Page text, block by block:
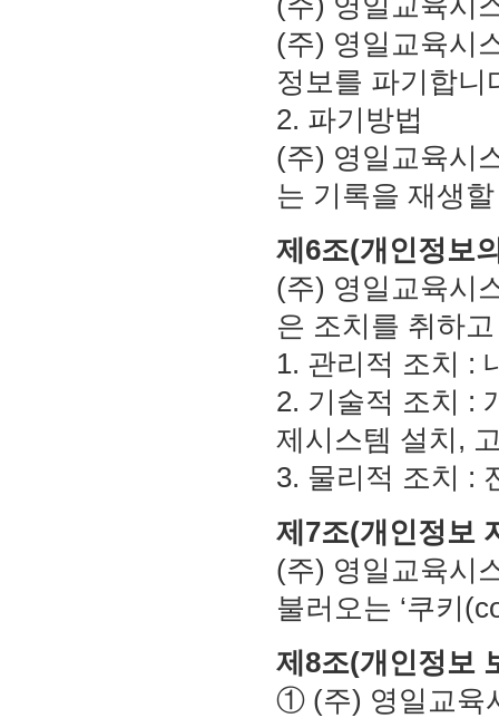
(주) 영일교육시
정보를 파기합니
2. 파기방법
(주) 영일교육시
는 기록을 재생
제6조(개인정보
(주) 영일교육시
은 조치를 취하
1. 관리적 조치 :
2. 기술적 조치 :
제시스템 설치,
3. 물리적 조치 :
제7조(개인정보
(주) 영일교육시
불러오는 ‘쿠키
제8조(개인정보
① (주) 영일교육